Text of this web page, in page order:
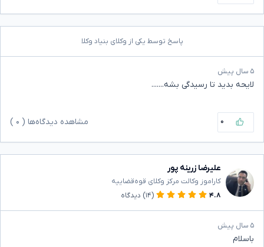
پاسخ توسط یکی از وکلای بنیاد وکلا
۵ سال پیش
لایحه بدید تا رسیدگی بشه.......
۰ مشاهده دیدگاه‌ها ( ۰
علیرضا زرینه پور
کاراموز وکالت مرکز وکلای قوه‌قضاییه
۴.۸
(۱۴) دیدگاه
۵ سال پیش
باسلام